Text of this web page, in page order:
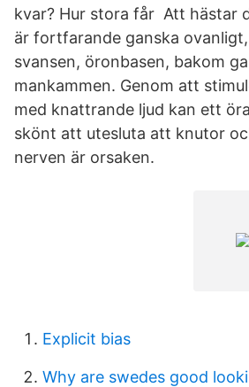
kvar? Hur stora får Att hästar
är fortfarande ganska
svansen, öronbasen, bakom
mankammen. Genom att
med knattrande ljud kan ett
skönt att utesluta att knutor
nerven är orsaken.
Explicit bias
Why are swedes good